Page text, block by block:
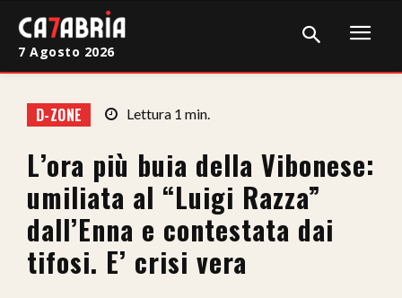
Cronaca
Giudiziaria
Politica
Sport
7 Agosto 2026
D-ZONE Lettura 1 min.
L’ora più buia della Vibonese:
umiliata al “Luigi Razza”
dall’Enna e contestata dai
tifosi. E’ crisi vera